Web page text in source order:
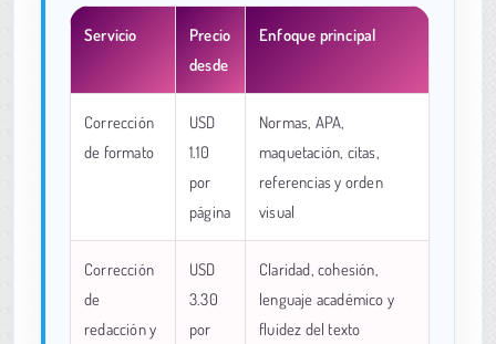
Servicio
Precio
desde
Enfoque principal
Corrección
de formato
USD
1.10
por
página
Normas, APA,
maquetación, citas,
referencias y orden
visual
Corrección
de
redacción y
USD
3.30
por
Claridad, cohesión,
lenguaje académico y
fluidez del texto